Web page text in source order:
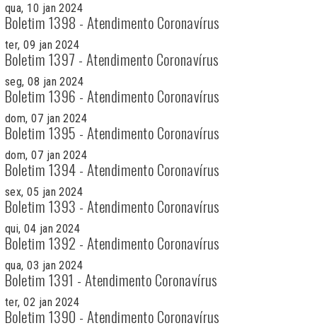
qua, 10 jan 2024
Boletim 1398 - Atendimento Coronavírus
ter, 09 jan 2024
Boletim 1397 - Atendimento Coronavírus
seg, 08 jan 2024
Boletim 1396 - Atendimento Coronavírus
dom, 07 jan 2024
Boletim 1395 - Atendimento Coronavírus
dom, 07 jan 2024
Boletim 1394 - Atendimento Coronavírus
sex, 05 jan 2024
Boletim 1393 - Atendimento Coronavírus
qui, 04 jan 2024
Boletim 1392 - Atendimento Coronavírus
qua, 03 jan 2024
Boletim 1391 - Atendimento Coronavírus
ter, 02 jan 2024
Boletim 1390 - Atendimento Coronavírus